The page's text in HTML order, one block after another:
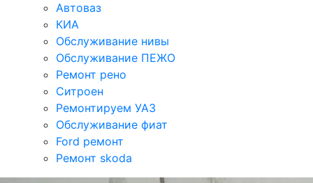
Автоваз
КИА
Обслуживание нивы
Обслуживание ПЕЖО
Ремонт рено
Ситроен
Ремонтируем УАЗ
Обслуживание фиат
Ford ремонт
Ремонт skoda